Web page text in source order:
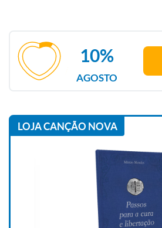
AGOSTO
10%
LOJA CANÇÃO NOVA